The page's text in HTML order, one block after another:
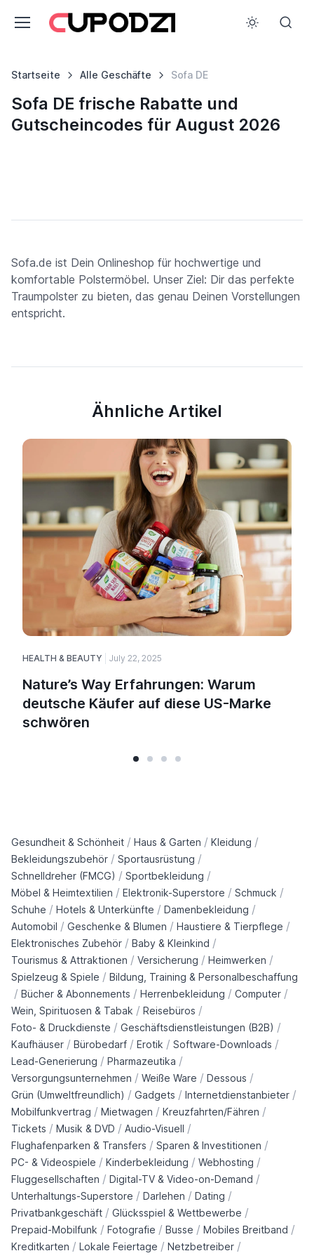
Startseite Alle Geschäfte Sofa DE
Sofa DE frische Rabatte und
Gutscheincodes für August 2026
Sofa.de ist Dein Onlineshop für hochwertige und
komfortable Polstermöbel. Unser Ziel: Dir das perfekte
Traumpolster zu bieten, das genau Deinen Vorstellungen
entspricht.
Ähnliche Artikel
HEALTH & BEAUTY July 22, 2025
Nature’s Way Erfahrungen: Warum
deutsche Käufer auf diese US-Marke
schwören
Gesundheit & Schönheit / Haus & Garten / Kleidung /
Bekleidungszubehör / Sportausrüstung /
Schnelldreher (FMCG) / Sportbekleidung /
Möbel & Heimtextilien / Elektronik-Superstore / Schmuck /
Schuhe / Hotels & Unterkünfte / Damenbekleidung /
Automobil / Geschenke & Blumen / Haustiere & Tierpflege /
Elektronisches Zubehör / Baby & Kleinkind /
Tourismus & Attraktionen / Versicherung / Heimwerken /
Spielzeug & Spiele / Bildung, Training & Personalbeschaffung
/ Bücher & Abonnements / Herrenbekleidung / Computer /
Wein, Spirituosen & Tabak / Reisebüros /
Foto- & Druckdienste / Geschäftsdienstleistungen (B2B) /
Kaufhäuser / Bürobedarf / Erotik / Software-Downloads /
Lead-Generierung / Pharmazeutika /
Versorgungsunternehmen / Weiße Ware / Dessous /
Grün (Umweltfreundlich) / Gadgets / Internetdienstanbieter /
Mobilfunkvertrag / Mietwagen / Kreuzfahrten/Fähren /
Tickets / Musik & DVD / Audio-Visuell /
Flughafenparken & Transfers / Sparen & Investitionen /
PC- & Videospiele / Kinderbekleidung / Webhosting /
Fluggesellschaften / Digital-TV & Video-on-Demand /
Unterhaltungs-Superstore / Darlehen / Dating /
Privatbankgeschäft / Glücksspiel & Wettbewerbe /
Prepaid-Mobilfunk / Fotografie / Busse / Mobiles Breitband /
Kreditkarten / Lokale Feiertage / Netzbetreiber /